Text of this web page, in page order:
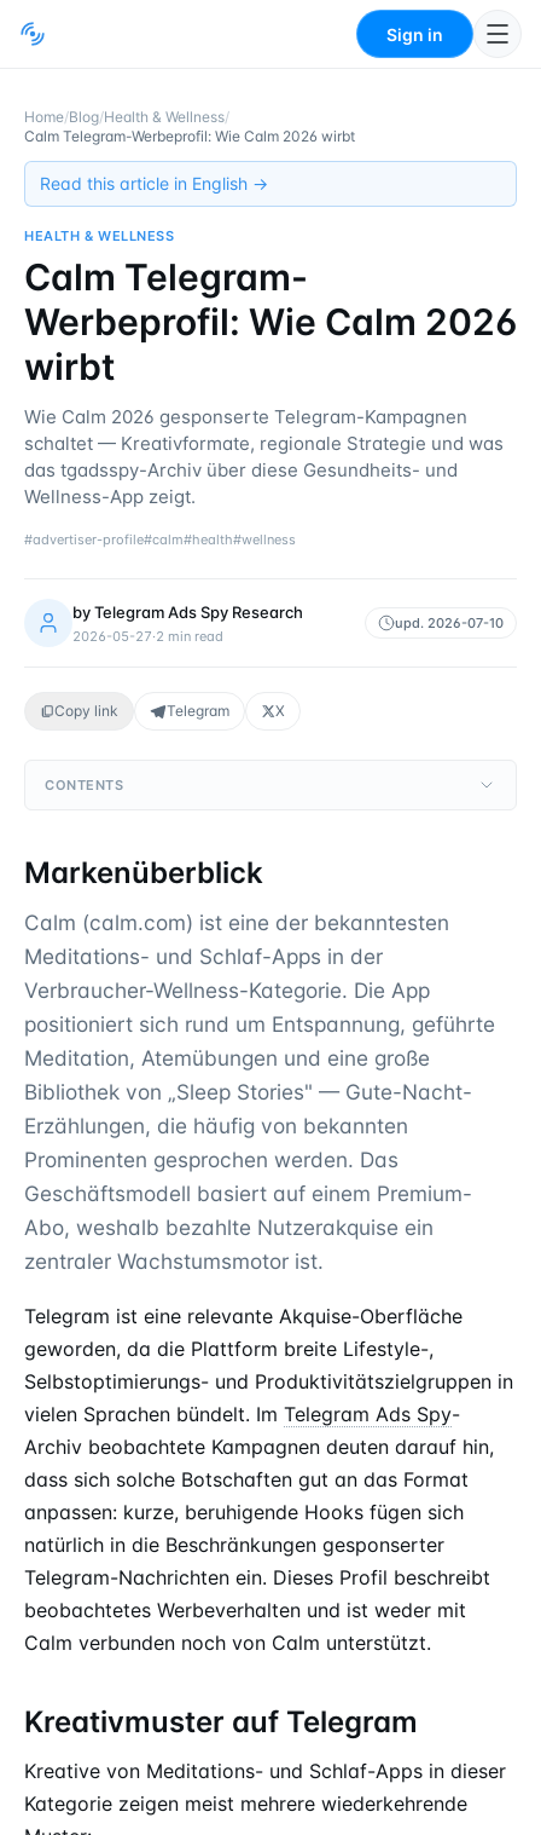
Sign in
Home/Blog/Health & Wellness/
Calm Telegram-Werbeprofil: Wie Calm 2026 wirbt
Read this article in English →
HEALTH & WELLNESS
Calm Telegram-
Werbeprofil: Wie Calm 2026
wirbt
Wie Calm 2026 gesponserte Telegram-Kampagnen
schaltet — Kreativformate, regionale Strategie und was
das tgadsspy-Archiv über diese Gesundheits- und
Wellness-App zeigt.
#advertiser-profile#calm#health#wellness
byTelegram Ads Spy Research
2026-05-27·2 min read
upd. 2026-07-10
Copy link Telegram X
CONTENTS
Markenüberblick
Calm (calm.com) ist eine der bekanntesten
Meditations- und Schlaf-Apps in der
Verbraucher-Wellness-Kategorie. Die App
positioniert sich rund um Entspannung, geführte
Meditation, Atemübungen und eine große
Bibliothek von „Sleep Stories" — Gute-Nacht-
Erzählungen, die häufig von bekannten
Prominenten gesprochen werden. Das
Geschäftsmodell basiert auf einem Premium-
Abo, weshalb bezahlte Nutzerakquise ein
zentraler Wachstumsmotor ist.
Telegram ist eine relevante Akquise-Oberfläche
geworden, da die Plattform breite Lifestyle-,
Selbstoptimierungs- und Produktivitätszielgruppen in
vielen Sprachen bündelt. Im Telegram Ads Spy-
Archiv beobachtete Kampagnen deuten darauf hin,
dass sich solche Botschaften gut an das Format
anpassen: kurze, beruhigende Hooks fügen sich
natürlich in die Beschränkungen gesponserter
Telegram-Nachrichten ein. Dieses Profil beschreibt
beobachtetes Werbeverhalten und ist weder mit
Calm verbunden noch von Calm unterstützt.
Kreativmuster auf Telegram
Kreative von Meditations- und Schlaf-Apps in dieser
Kategorie zeigen meist mehrere wiederkehrende